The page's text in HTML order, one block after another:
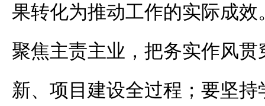
果转化为推动工作的实际成
聚焦主责主业，把务实作风
新、项目建设全过程；要坚